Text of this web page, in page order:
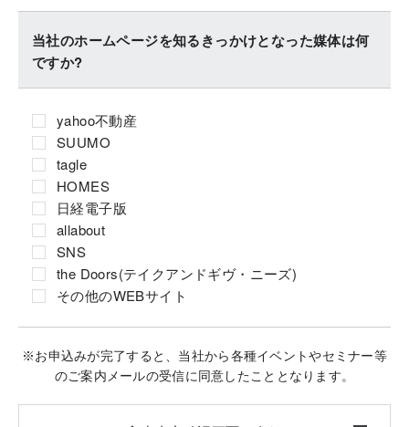
当社のホームページを知るきっかけとなった媒体は何
ですか?
yahoo不動産
SUUMO
tagle
HOMES
日経電子版
allabout
SNS
the Doors(テイクアンドギヴ・ニーズ)
その他のWEBサイト
※お申込みが完了すると、当社から各種イベントやセミナー等
のご案内メールの受信に同意したこととなります。